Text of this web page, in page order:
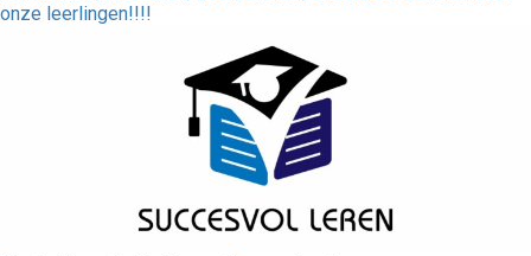
onze leerlingen!!!!